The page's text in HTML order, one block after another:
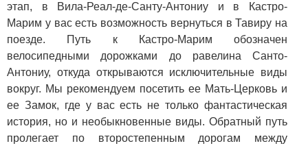
этап, в Вила-Реал-де-Санту-Антониу и в Кастро-
Марим у вас есть возможность вернуться в Тавиру на
поезде. Путь к Кастро-Марим обозначен
велосипедными дорожками до равелина Санто-
Антониу, откуда открываются исключительные виды
вокруг. Мы рекомендуем посетить ее Мать-Церковь и
ее Замок, где у вас есть не только фантастическая
история, но и необыкновенные виды. Обратный путь
пролегает по второстепенным дорогам между